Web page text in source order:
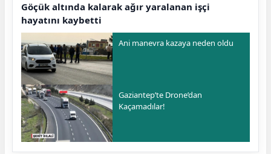
Göçük altında kalarak ağır yaralanan işçi
hayatını kaybetti
Ani manevra kazaya neden oldu
Gaziantep’te Drone’dan
Kaçamadılar!